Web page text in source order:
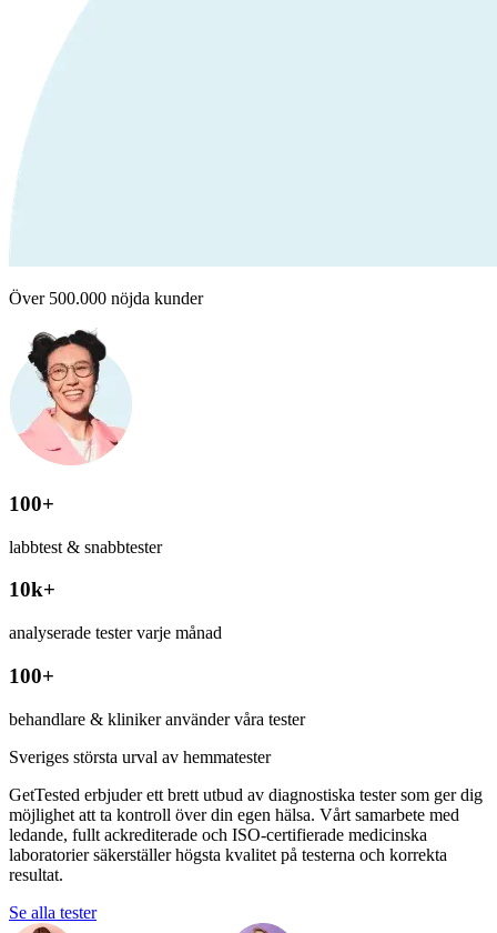
Över 500.000 nöjda kunder
100+
labbtest & snabbtester
10k+
analyserade tester varje månad
100+
behandlare & kliniker använder våra tester
Sveriges största urval av hemmatester
GetTested erbjuder ett brett utbud av diagnostiska tester som ger dig
möjlighet att ta kontroll över din egen hälsa. Vårt samarbete med
ledande, fullt ackrediterade och ISO-certifierade medicinska
laboratorier säkerställer högsta kvalitet på testerna och korrekta
resultat.
Se alla tester